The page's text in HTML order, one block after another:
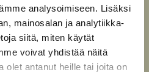
analysoimiseen. Lisäksi
mainosalan ja analytiikka-
siitä, miten käytät
voivat yhdistää näitä
olet antanut heille tai joita on